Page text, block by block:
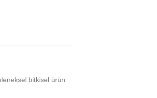
bitkisel ürün